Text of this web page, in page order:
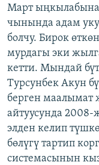
БИЗ ЖАНА ДҮЙНӨ
ДАНИСТЕ
ЭЖЕ-СИҢДИЛЕР
АЗАТТЫК+
ЫҢГАЙСЫЗ СУРООЛОР
Русский
ОНЛАЙН ШЕРИНЕ
ЭЕ/АРнун
Март
чынында адам
болчу. Бирок
мурдагы эки
кетти. Мындай
Турсунбек Акун
берген
айтуусунда
элден келип
бөлүгү тартип
системасынын